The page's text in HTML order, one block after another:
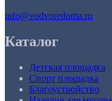
info@vodvoredoma.ru
Каталог
Детская площадка
Спорт площадка
Благоустройство